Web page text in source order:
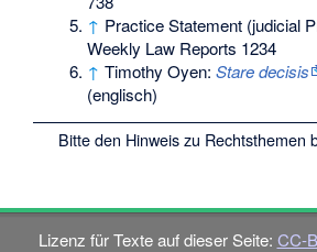
↑ Practice Statement (judicial
Weekly Law Reports 1234
↑ Timothy Oyen:Stare decisis
(englisch)
Bitte den Hinweis zu Rechtsthemen
Lizenz für Texte auf dieser Seite: CC-